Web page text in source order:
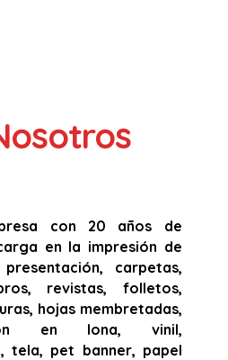
con 20 años de
en la impresión de
carpetas,
revistas, folletos,
hojas membretadas,
en lona, vinil,
tela, pet banner, papel